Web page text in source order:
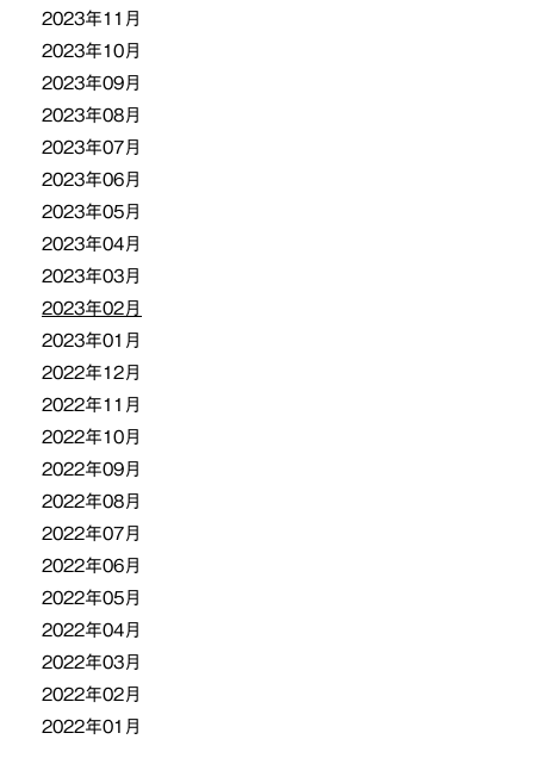
2023年11月
2023年10月
2023年09月
2023年08月
2023年07月
2023年06月
2023年05月
2023年04月
2023年03月
2023年02月
2023年01月
2022年12月
2022年11月
2022年10月
2022年09月
2022年08月
2022年07月
2022年06月
2022年05月
2022年04月
2022年03月
2022年02月
2022年01月